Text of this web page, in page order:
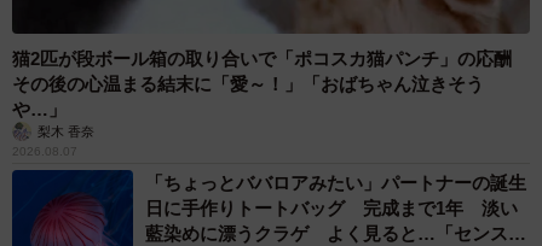
猫2匹が段ボール箱の取り合いで「ポコスカ猫パンチ」の応酬
その後の心温まる結末に「愛～！」「おばちゃん泣きそう
や…」
梨木 香奈
2026.08.07
「ちょっとババロアみたい」パートナーの誕生
日に手作りトートバッグ 完成まで1年 淡い
藍染めに漂うクラゲ よく見ると…「センスす